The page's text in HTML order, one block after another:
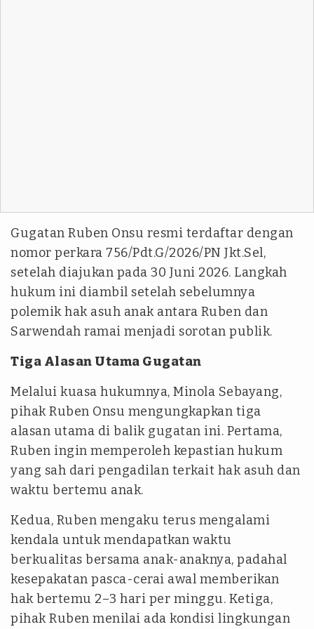
Gugatan Ruben Onsu resmi terdaftar dengan
nomor perkara 756/Pdt.G/2026/PN Jkt.Sel,
setelah diajukan pada 30 Juni 2026. Langkah
hukum ini diambil setelah sebelumnya
polemik hak asuh anak antara Ruben dan
Sarwendah ramai menjadi sorotan publik.
Tiga Alasan Utama Gugatan
Melalui kuasa hukumnya, Minola Sebayang,
pihak Ruben Onsu mengungkapkan tiga
alasan utama di balik gugatan ini. Pertama,
Ruben ingin memperoleh kepastian hukum
yang sah dari pengadilan terkait hak asuh dan
waktu bertemu anak.
Kedua, Ruben mengaku terus mengalami
kendala untuk mendapatkan waktu
berkualitas bersama anak-anaknya, padahal
kesepakatan pasca-cerai awal memberikan
hak bertemu 2–3 hari per minggu. Ketiga,
pihak Ruben menilai ada kondisi lingkungan